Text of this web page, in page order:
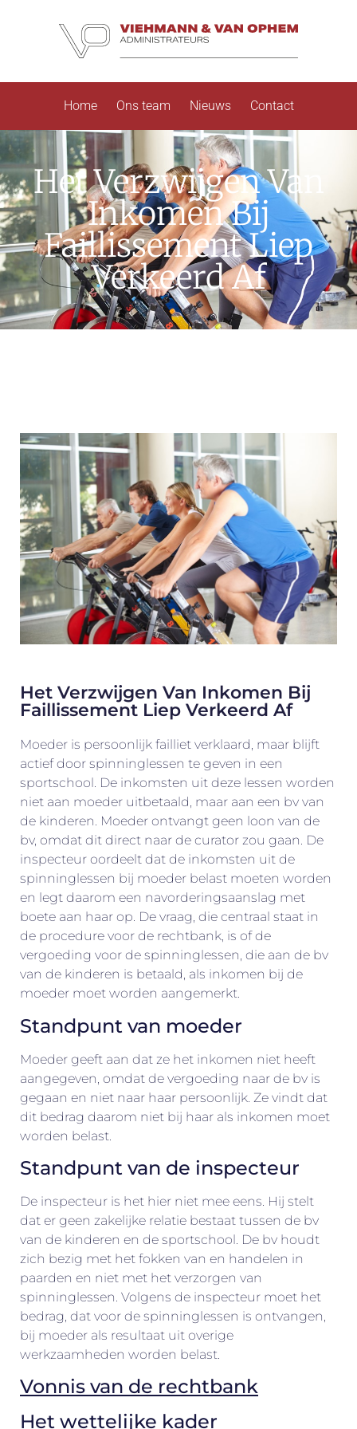
Home Ons team Nieuws Contact
Het Verzwijgen Van
Inkomen Bij
Faillissement Liep
Verkeerd Af
Het Verzwijgen Van Inkomen Bij
Faillissement Liep Verkeerd Af
Moeder is persoonlijk failliet verklaard, maar blijft
actief door spinninglessen te geven in een
sportschool. De inkomsten uit deze lessen worden
niet aan moeder uitbetaald, maar aan een bv van
de kinderen. Moeder ontvangt geen loon van de
bv, omdat dit direct naar de curator zou gaan. De
inspecteur oordeelt dat de inkomsten uit de
spinninglessen bij moeder belast moeten worden
en legt daarom een navorderingsaanslag met
boete aan haar op. De vraag, die centraal staat in
de procedure voor de rechtbank, is of de
vergoeding voor de spinninglessen, die aan de bv
van de kinderen is betaald, als inkomen bij de
moeder moet worden aangemerkt.
Standpunt van moeder
Moeder geeft aan dat ze het inkomen niet heeft
aangegeven, omdat de vergoeding naar de bv is
gegaan en niet naar haar persoonlijk. Ze vindt dat
dit bedrag daarom niet bij haar als inkomen moet
worden belast.
Standpunt van de inspecteur
De inspecteur is het hier niet mee eens. Hij stelt
dat er geen zakelijke relatie bestaat tussen de bv
van de kinderen en de sportschool. De bv houdt
zich bezig met het fokken van en handelen in
paarden en niet met het verzorgen van
spinninglessen. Volgens de inspecteur moet het
bedrag, dat voor de spinninglessen is ontvangen,
bij moeder als resultaat uit overige
werkzaamheden worden belast.
Vonnis van de rechtbank
Het wettelijke kader